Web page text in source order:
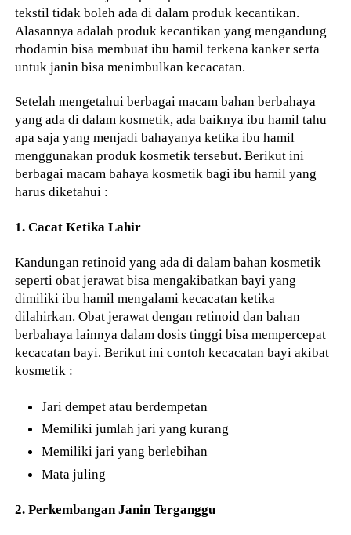
tekstil tidak boleh ada di dalam produk kecantikan.
Alasannya adalah produk kecantikan yang mengandung
rhodamin bisa membuat ibu hamil terkena kanker serta
untuk janin bisa menimbulkan kecacatan.
Setelah mengetahui berbagai macam bahan berbahaya
yang ada di dalam kosmetik, ada baiknya ibu hamil tahu
apa saja yang menjadi bahayanya ketika ibu hamil
menggunakan produk kosmetik tersebut. Berikut ini
berbagai macam bahaya kosmetik bagi ibu hamil yang
harus diketahui :
1. Cacat Ketika Lahir
Kandungan retinoid yang ada di dalam bahan kosmetik
seperti obat jerawat bisa mengakibatkan bayi yang
dimiliki ibu hamil mengalami kecacatan ketika
dilahirkan. Obat jerawat dengan retinoid dan bahan
berbahaya lainnya dalam dosis tinggi bisa mempercepat
kecacatan bayi. Berikut ini contoh kecacatan bayi akibat
kosmetik :
Jari dempet atau berdempetan
Memiliki jumlah jari yang kurang
Memiliki jari yang berlebihan
Mata juling
2. Perkembangan Janin Terganggu